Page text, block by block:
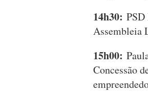
14h30:
Assembleia
15h00:
Concessão